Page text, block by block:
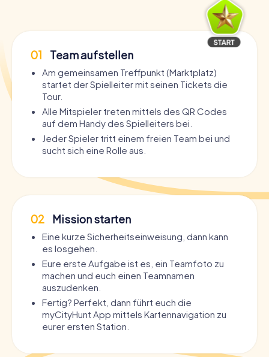
01 Team aufstellen
Am gemeinsamen Treffpunkt (Marktplatz)
startet der Spielleiter mit seinen Tickets die
Tour.
Alle Mitspieler treten mittels des QR Codes
auf dem Handy des Spielleiters bei.
Jeder Spieler tritt einem freien Team bei und
sucht sich eine Rolle aus.
02 Mission starten
Eine kurze Sicherheitseinweisung, dann kann
es losgehen.
Eure erste Aufgabe ist es, ein Teamfoto zu
machen und euch einen Teamnamen
auszudenken.
Fertig? Perfekt, dann führt euch die
myCityHunt App mittels Kartennavigation zu
eurer ersten Station.